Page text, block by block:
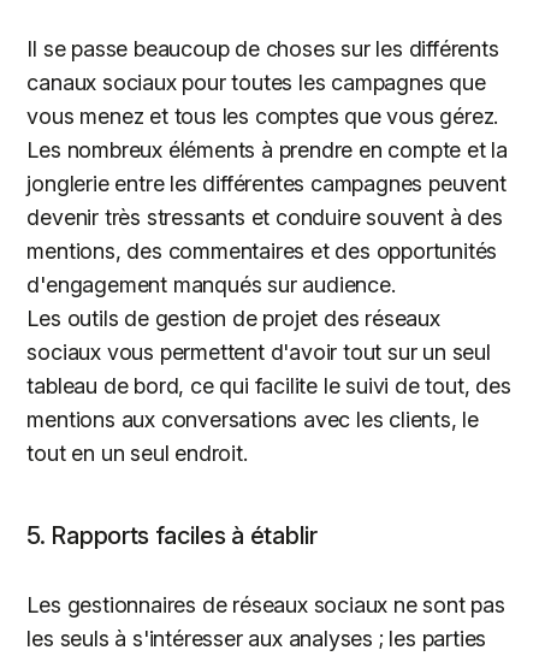
Il se passe beaucoup de choses sur les différents
canaux sociaux pour toutes les campagnes que
vous menez et tous les comptes que vous gérez.
Les nombreux éléments à prendre en compte et la
jonglerie entre les différentes campagnes peuvent
devenir très stressants et conduire souvent à des
mentions, des commentaires et des opportunités
d'engagement manqués sur audience.
Les outils de gestion de projet des réseaux
sociaux vous permettent d'avoir tout sur un seul
tableau de bord, ce qui facilite le suivi de tout, des
mentions aux conversations avec les clients, le
tout en un seul endroit.
5. Rapports faciles à établir
Les gestionnaires de réseaux sociaux ne sont pas
les seuls à s'intéresser aux analyses ; les parties